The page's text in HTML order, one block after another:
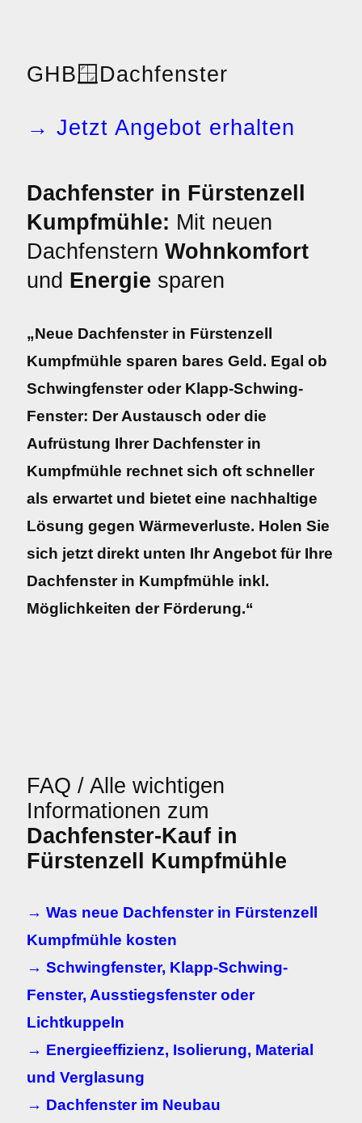
GHB 🪟 Dachfenster
→ Jetzt Angebot erhalten
Dachfenster in Fürstenzell
Kumpfmühle: Mit neuen
Dachfenstern Wohnkomfort
und Energie sparen
„Neue Dachfenster in Fürstenzell
Kumpfmühle sparen bares Geld. Egal ob
Schwingfenster oder Klapp-Schwing-
Fenster: Der Austausch oder die
Aufrüstung Ihrer Dachfenster in
Kumpfmühle rechnet sich oft schneller
als erwartet und bietet eine nachhaltige
Lösung gegen Wärmeverluste. Holen Sie
sich jetzt direkt unten Ihr Angebot für Ihre
Dachfenster in Kumpfmühle inkl.
Möglichkeiten der Förderung.“
FAQ / Alle wichtigen
Informationen zum
Dachfenster-Kauf in
Fürstenzell Kumpfmühle
→ Was neue Dachfenster in Fürstenzell
Kumpfmühle kosten
→ Schwingfenster, Klapp-Schwing-
Fenster, Ausstiegsfenster oder
Lichtkuppeln
→ Energieeffizienz, Isolierung, Material
und Verglasung
→ Dachfenster im Neubau